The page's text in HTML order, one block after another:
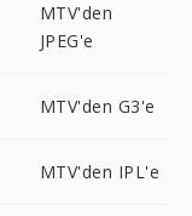
MTV'den
JPEG'e
MTV'den G3'e
MTV'den IPL'e